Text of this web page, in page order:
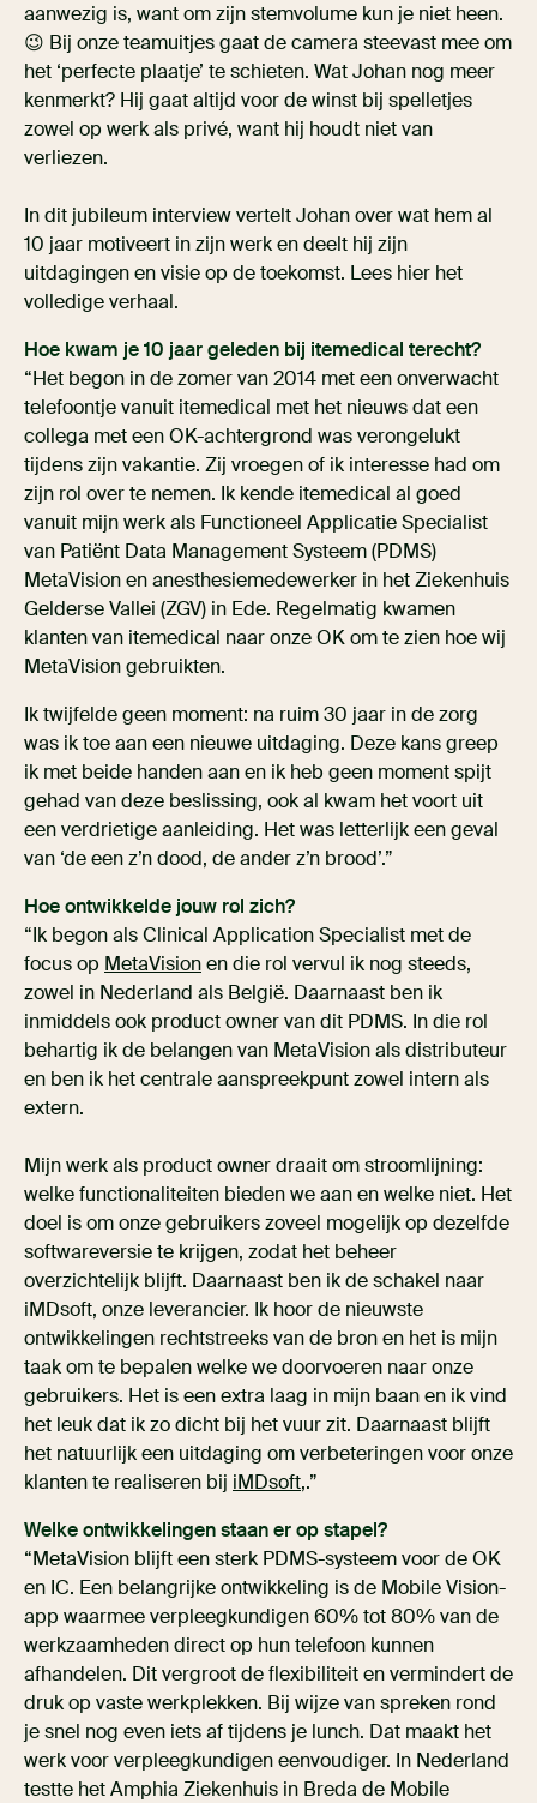
aanwezig is, want om zijn stemvolume kun je niet heen.
😉 Bij onze teamuitjes gaat de camera steevast mee om
het ‘perfecte plaatje’ te schieten. Wat Johan nog meer
kenmerkt? Hij gaat altijd voor de winst bij spelletjes
zowel op werk als privé, want hij houdt niet van
verliezen.
In dit jubileum interview vertelt Johan over wat hem al
10 jaar motiveert in zijn werk en deelt hij zijn
uitdagingen en visie op de toekomst. Lees hier het
volledige verhaal.
Hoe kwam je 10 jaar geleden bij itemedical terecht?
“Het begon in de zomer van 2014 met een onverwacht
telefoontje vanuit itemedical met het nieuws dat een
collega met een OK-achtergrond was verongelukt
tijdens zijn vakantie. Zij vroegen of ik interesse had om
zijn rol over te nemen. Ik kende itemedical al goed
vanuit mijn werk als Functioneel Applicatie Specialist
van Patiënt Data Management Systeem (PDMS)
MetaVision en anesthesiemedewerker in het Ziekenhuis
Gelderse Vallei (ZGV) in Ede. Regelmatig kwamen
klanten van itemedical naar onze OK om te zien hoe wij
MetaVision gebruikten.
Ik twijfelde geen moment: na ruim 30 jaar in de zorg
was ik toe aan een nieuwe uitdaging. Deze kans greep
ik met beide handen aan en ik heb geen moment spijt
gehad van deze beslissing, ook al kwam het voort uit
een verdrietige aanleiding. Het was letterlijk een geval
van ‘de een z’n dood, de ander z’n brood’.”
Hoe ontwikkelde jouw rol zich?
“Ik begon als Clinical Application Specialist met de
focus op MetaVisionen die rol vervul ik nog steeds,
zowel in Nederland als België. Daarnaast ben ik
inmiddels ook product owner van dit PDMS. In die rol
behartig ik de belangen van MetaVision als distributeur
en ben ik het centrale aanspreekpunt zowel intern als
extern.
Mijn werk als product owner draait om stroomlijning:
welke functionaliteiten bieden we aan en welke niet. Het
doel is om onze gebruikers zoveel mogelijk op dezelfde
softwareversie te krijgen, zodat het beheer
overzichtelijk blijft. Daarnaast ben ik de schakel naar
iMDsoft, onze leverancier. Ik hoor de nieuwste
ontwikkelingen rechtstreeks van de bron en het is mijn
taak om te bepalen welke we doorvoeren naar onze
gebruikers. Het is een extra laag in mijn baan en ik vind
het leuk dat ik zo dicht bij het vuur zit. Daarnaast blijft
het natuurlijk een uitdaging om verbeteringen voor onze
klanten te realiseren bij iMDsoft,.”
Welke ontwikkelingen staan er op stapel?
“MetaVision blijft een sterk PDMS-systeem voor de OK
en IC. Een belangrijke ontwikkeling is de Mobile Vision-
app waarmee verpleegkundigen 60% tot 80% van de
werkzaamheden direct op hun telefoon kunnen
afhandelen. Dit vergroot de flexibiliteit en vermindert de
druk op vaste werkplekken. Bij wijze van spreken rond
je snel nog even iets af tijdens je lunch. Dat maakt het
werk voor verpleegkundigen eenvoudiger. In Nederland
testte het Amphia Ziekenhuis in Breda de Mobile